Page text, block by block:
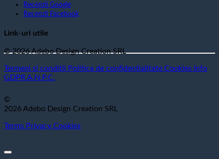
Recenzii Google
Recenzii Facebook
Link-uri utile
© 2026 Adebo Design Creation SRL
Termeni si conditii Politica de confidentialitate Cookies Info
GDPR A.N.P.C.
©
2026 Adebo Design Creation SRL
Terms Privacy Cookies